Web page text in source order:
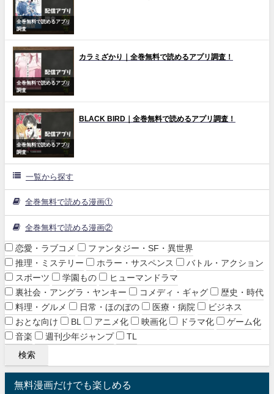
全巻無料で読めるアプリ
調査
全巻無料で読めるアプリ
調査
カラミざかり｜全巻無料で読めるアプリ調査！
全巻無料で読めるアプリ
調査
BLACK BIRD｜全巻無料で読めるアプリ調査！
一覧から探す
全巻無料で読める漫画①
全巻無料で読める漫画②
恋愛・ラブコメ
ファンタジー・SF・異世界
推理・ミステリー
ホラー・サスペンス
バトル・アクション
スポーツ
学園もの
ヒューマンドラマ
裏社会・アングラ・ヤンキー
コメディ・ギャグ
歴史・時代
料理・グルメ
日常・ほのぼの 医療・病院
ビジネス
おとな向け
BL アニメ化 映画化 ドラマ化
ゲーム化
音楽
週刊少年ジャンプ TL
無料漫画だけでも楽しめる